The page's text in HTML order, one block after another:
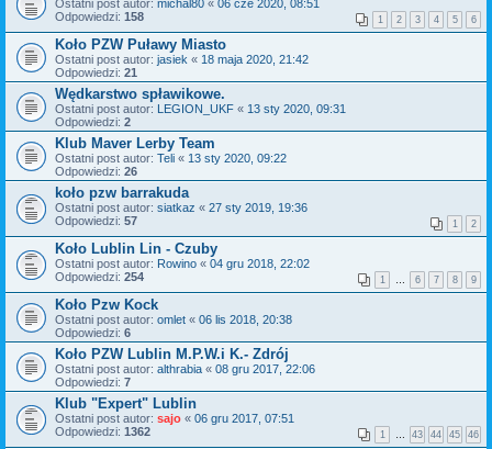
Ostatni post autor: michal80 « 06 cze 2020, 08:51
Odpowiedzi: 158 1 2 3 4 5 6
Koło PZW Puławy Miasto
Ostatni post autor: jasiek « 18 maja 2020, 21:42
Odpowiedzi: 21
Wędkarstwo spławikowe.
Ostatni post autor: LEGION_UKF « 13 sty 2020, 09:31
Odpowiedzi: 2
Klub Maver Lerby Team
Ostatni post autor: Teli « 13 sty 2020, 09:22
Odpowiedzi: 26
koło pzw barrakuda
Ostatni post autor: siatkaz « 27 sty 2019, 19:36
Odpowiedzi: 57 1 2
Koło Lublin Lin - Czuby
Ostatni post autor: Rowino « 04 gru 2018, 22:02
Odpowiedzi: 254 1 6 7 8 9
Koło Pzw Kock
Ostatni post autor: omlet « 06 lis 2018, 20:38
Odpowiedzi: 6
Koło PZW Lublin M.P.W.i K.- Zdrój
Ostatni post autor: althrabia « 08 gru 2017, 22:06
Odpowiedzi: 7
Klub "Expert" Lublin
Ostatni post autor: sajo « 06 gru 2017, 07:51
Odpowiedzi: 1362 1 43 44 45 46